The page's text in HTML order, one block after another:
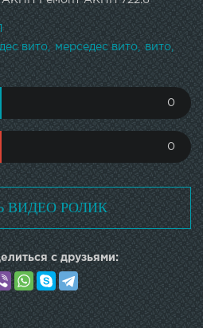
вито мерседес вито
вито
0
0
ВИДЕО РОЛИК
с друзьями: